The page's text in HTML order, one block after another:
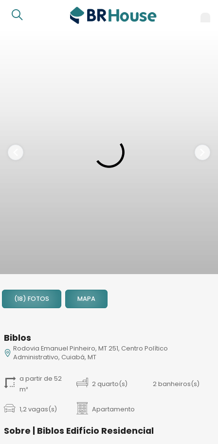
2
3
6
7
10
12
13
(18) FOTOS MAPA
Biblos
Rodovia Emanuel Pinheiro, MT 251, Centro Político
Administrativo, Cuiabá, MT
a partir de 52
m²
2 quarto(s) 2 banheiros(s)
1,2 vagas(s) Apartamento
Sobre | Biblos Edifício Residencial